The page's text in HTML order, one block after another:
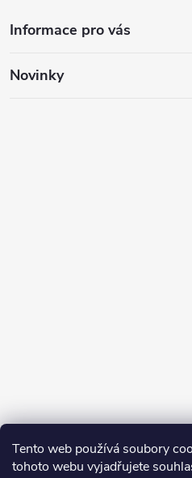
Tento web používá soubory
tohoto webu vyjadřujete
Informace pro vás
Novinky